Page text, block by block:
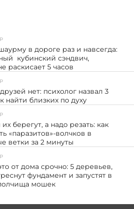
в дороге раз и навсегда:
кубинский сэндвич,
раскисает 5 часов
нет: психолог назвал 3
найти близких по духу
берегут, а надо резать: как
«паразитов»-волчков в
ветки за 2 минуты
от дома срочно: 5 деревьев,
фундамент и запустят в
мошек